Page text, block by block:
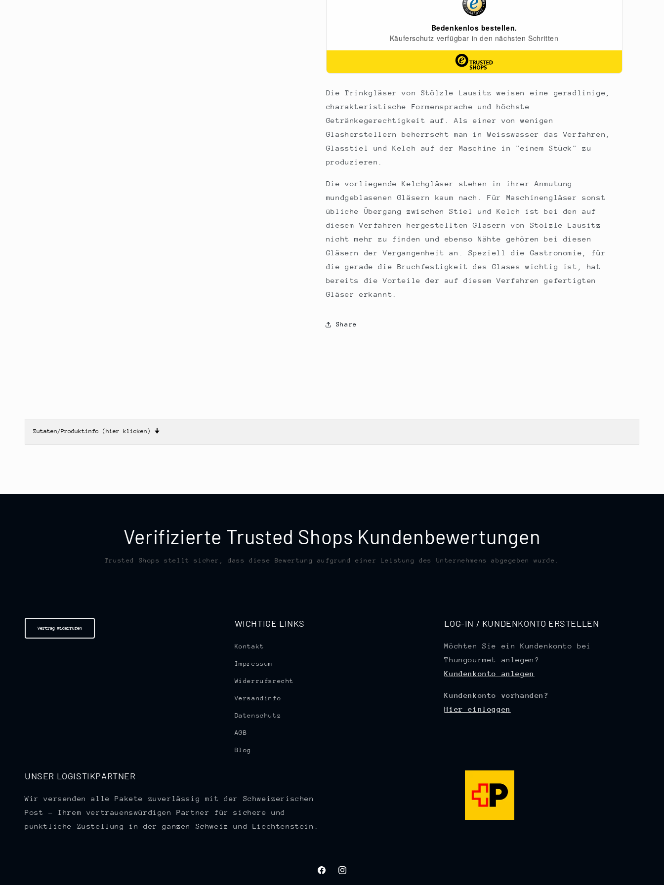
Die Trinkgläser von Stölzle Lausitz weisen eine geradlinige,
charakteristische Formensprache und höchste
Getränkegerechtigkeit auf. Als einer von wenigen
Glasherstellern beherrscht man in Weisswasser das Verfahren,
Glasstiel und Kelch auf der Maschine in "einem Stück" zu
produzieren.
Die vorliegende Kelchgläser stehen in ihrer Anmutung
mundgeblasenen Gläsern kaum nach. Für Maschinengläser sonst
übliche Übergang zwischen Stiel und Kelch ist bei den auf
diesem Verfahren hergestellten Gläsern von Stölzle Lausitz
nicht mehr zu finden und ebenso Nähte gehören bei diesen
Gläsern der Vergangenheit an. Speziell die Gastronomie, für
die gerade die Bruchfestigkeit des Glases wichtig ist, hat
bereits die Vorteile der auf diesem Verfahren gefertigten
Gläser erkannt.
Share
Zutaten/Produktinfo (hier klicken) 🠋
Verifizierte Trusted Shops Kundenbewertungen
Trusted Shops stellt sicher, dass diese Bewertung aufgrund einer Leistung des Unternehmens abgegeben wurde.
Vertrag widerrufen WICHTIGE LINKS
Kontakt
Impressum
Widerrufsrecht
Versandinfo
Datenschutz
AGB
Blog
LOG-IN / KUNDENKONTO ERSTELLEN
Möchten Sie ein Kundenkonto bei
Thungourmet anlegen?
Kundenkonto anlegen
Kundenkonto vorhanden?
Hier einloggen
UNSER LOGISTIKPARTNER
Wir versenden alle Pakete zuverlässig mit der Schweizerischen
Post – Ihrem vertrauenswürdigen Partner für sichere und
pünktliche Zustellung in der ganzen Schweiz und Liechtenstein.
FacebookInstagram